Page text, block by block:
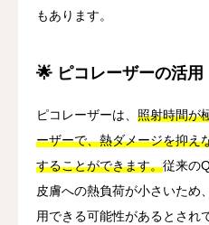
もあります。
🌟 ピコレーザーの活用
ピコレーザーは、 照射時間が
ーザーで、熱ダメージを抑え
することができます。従来の
皮膚への熱負荷が小さいため
用できる可能性があるとされ